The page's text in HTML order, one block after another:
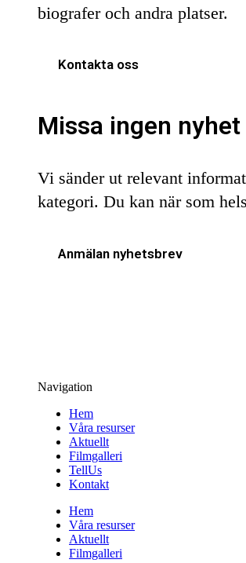
biografer och andra platser.
Kontakta oss
Missa ingen nyhet
Vi sänder ut relevant
kategori. Du kan när som
Anmälan nyhetsbrev
Navigation
Hem
Våra resurser
Aktuellt
Filmgalleri
TellUs
Kontakt
Hem
Våra resurser
Aktuellt
Filmgalleri